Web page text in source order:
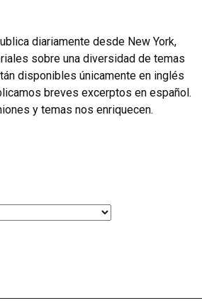
diariamente desde New York,
sobre una diversidad de temas
disponibles únicamente en inglés
breves excerptos en español.
y temas nos enriquecen.